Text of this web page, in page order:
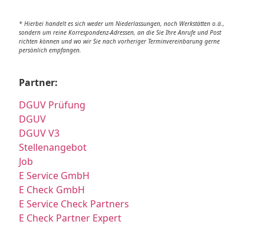
* Hierbei handelt es sich weder um Niederlassungen, noch Werkstätten o.ä.,
sondern um reine Korrespondenz-Adressen, an die Sie Ihre Anrufe und Post
richten können und wo wir Sie nach vorheriger Terminvereinbarung gerne
persönlich empfangen.
Partner:
DGUV Prüfung
DGUV
DGUV V3
Stellenangebot
Job
E Service GmbH
E Check GmbH
E Service Check Partners
E Check Partner Expert